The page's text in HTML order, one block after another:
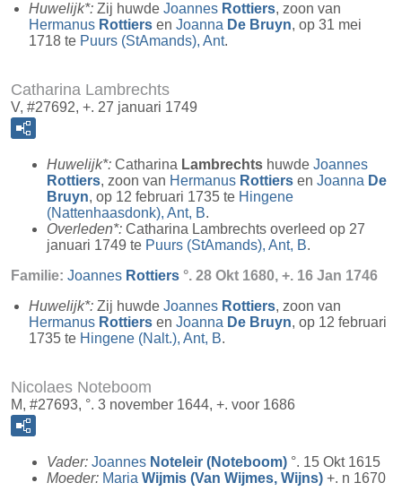
Huwelijk*: Zij huwde Joannes Rottiers, zoon van
Hermanus Rottiers en Joanna De Bruyn, op 31 mei
1718 te Puurs (StAmands), Ant.
Catharina Lambrechts
V, #27692, +. 27 januari 1749
Huwelijk*: Catharina Lambrechts huwde Joannes
Rottiers, zoon van Hermanus Rottiers en Joanna De
Bruyn, op 12 februari 1735 te Hingene
(Nattenhaasdonk), Ant, B.
Overleden*: Catharina Lambrechts overleed op 27
januari 1749 te Puurs (StAmands), Ant, B.
Familie: Joannes Rottiers °. 28 Okt 1680, +. 16 Jan 1746
Huwelijk*: Zij huwde Joannes Rottiers, zoon van
Hermanus Rottiers en Joanna De Bruyn, op 12 februari
1735 te Hingene (Nalt.), Ant, B.
Nicolaes Noteboom
M, #27693, °. 3 november 1644, +. voor 1686
Vader: Joannes Noteleir (Noteboom) °. 15 Okt 1615
Moeder: Maria Wijmis (Van Wijmes, Wijns) +. n 1670